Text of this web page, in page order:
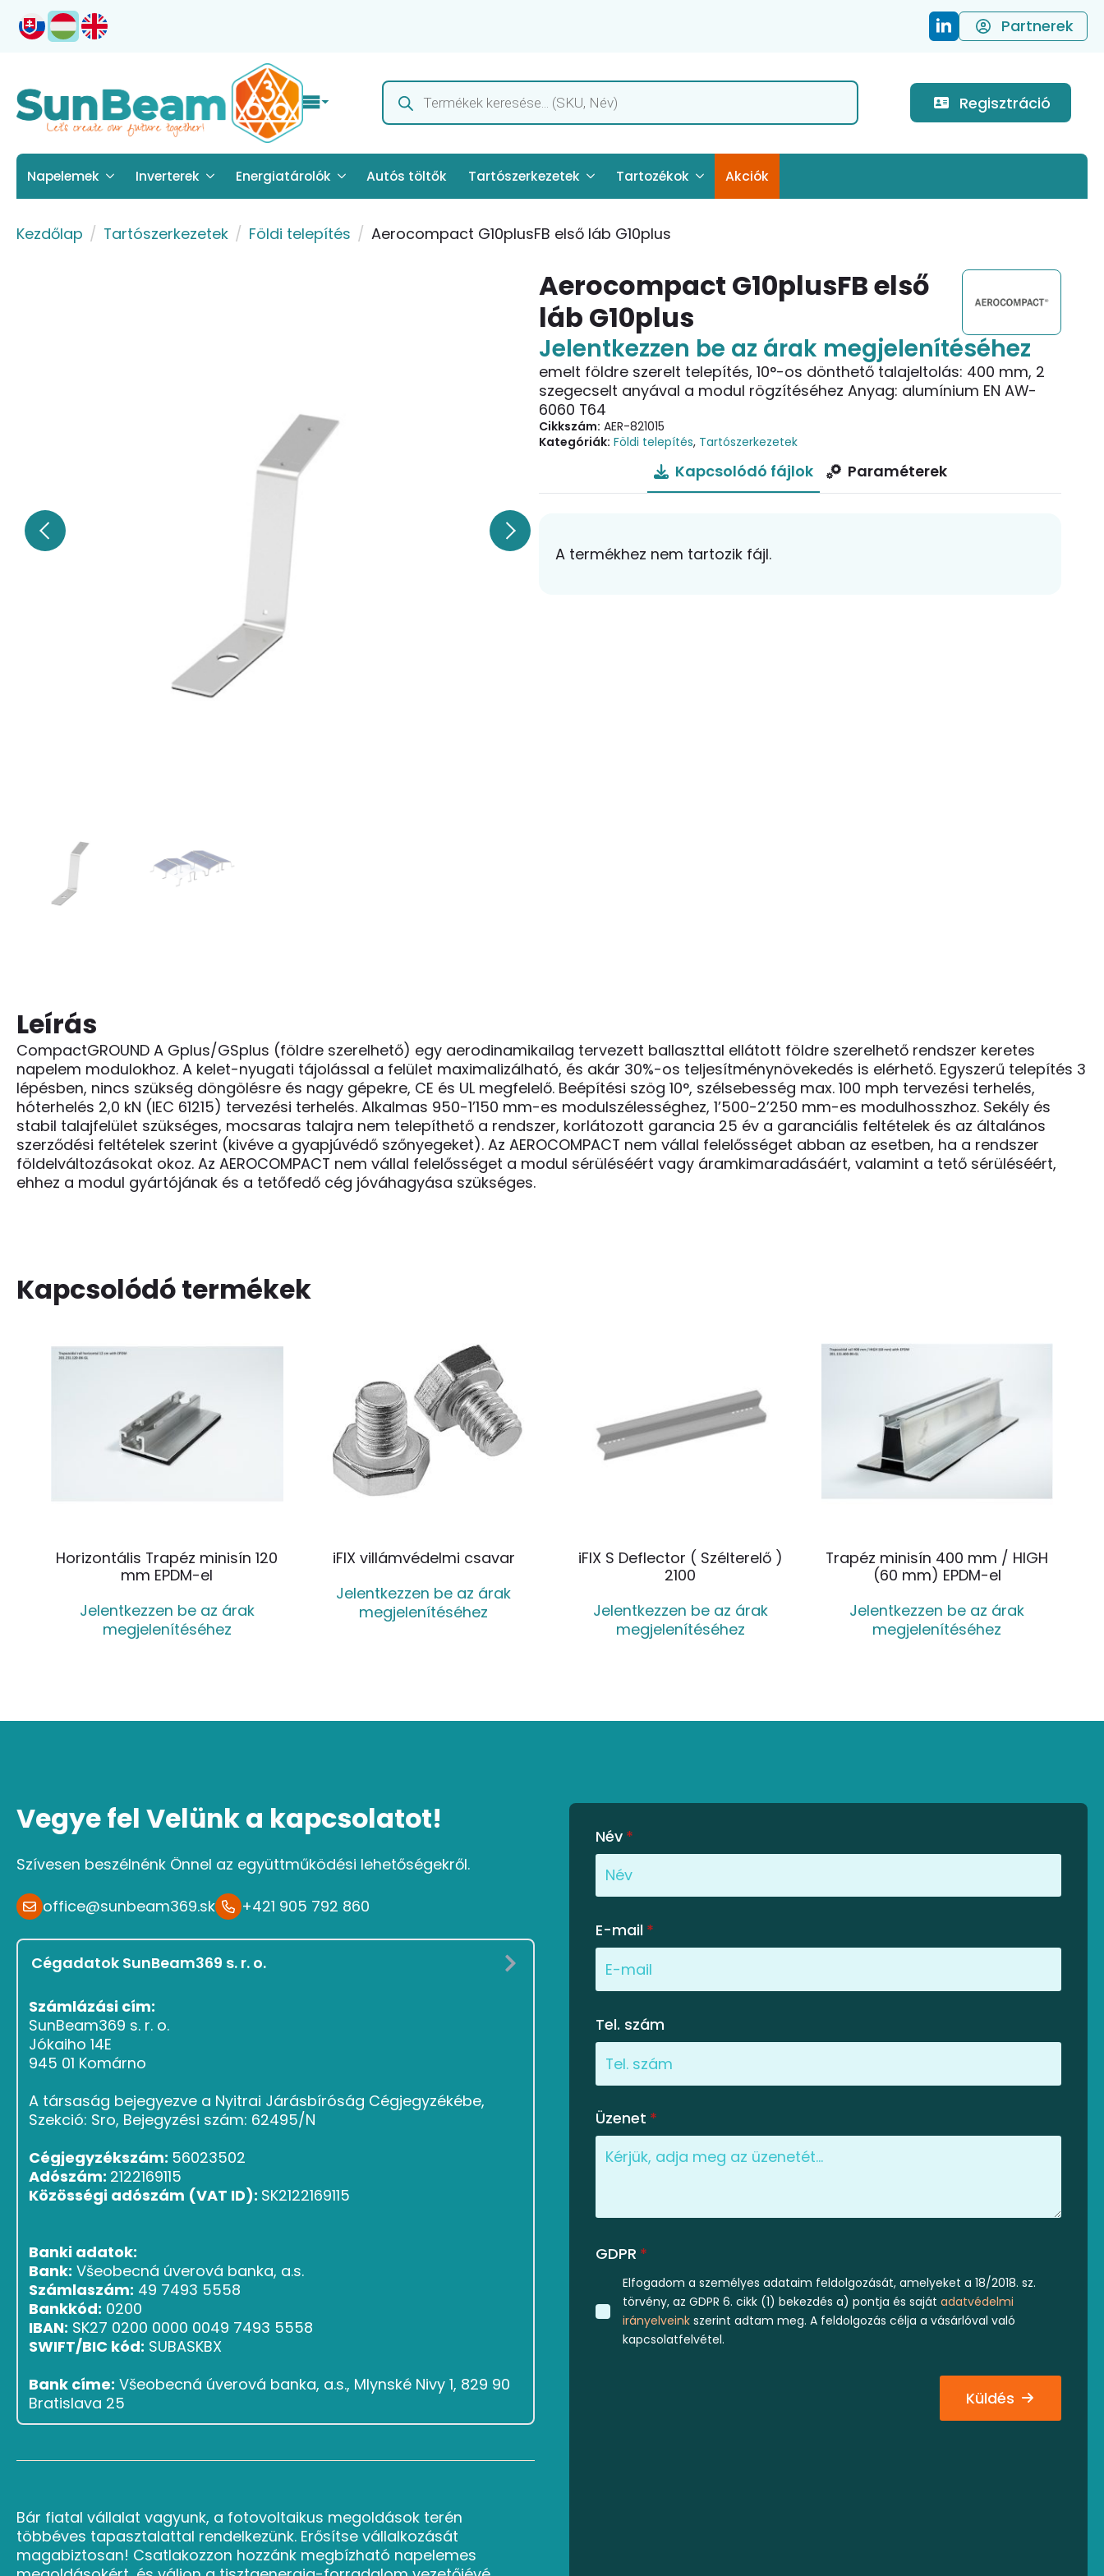
Partnerek
Products
search
Regisztráció
Napelemek Inverterek Energiatárolók Autós töltők Tartószerkezetek Tartozékok Akciók
Kezdőlap Tartószerkezetek Földi telepítés Aerocompact G10plusFB első láb G10plus
Aerocompact G10plusFB első
láb G10plus
Jelentkezzen be az árak megjelenítéséhez
emelt földre szerelt telepítés, 10°-os dönthető talajeltolás: 400 mm, 2
szegecselt anyával a modul rögzítéséhez Anyag: alumínium EN AW-
6060 T64
Cikkszám: AER-821015
Kategóriák: Földi telepítés, Tartószerkezetek
Kapcsolódó fájlok Paraméterek
A termékhez nem tartozik fájl.
Leírás
CompactGROUND A Gplus/GSplus (földre szerelhető) egy aerodinamikailag tervezett ballaszttal ellátott földre szerelhető rendszer keretes
napelem modulokhoz. A kelet-nyugati tájolással a felület maximalizálható, és akár 30%-os teljesítménynövekedés is elérhető. Egyszerű telepítés 3
lépésben, nincs szükség döngölésre és nagy gépekre, CE és UL megfelelő. Beépítési szög 10°, szélsebesség max. 100 mph tervezési terhelés,
hóterhelés 2,0 kN (IEC 61215) tervezési terhelés. Alkalmas 950-1’150 mm-es modulszélességhez, 1’500-2’250 mm-es modulhosszhoz. Sekély és
stabil talajfelület szükséges, mocsaras talajra nem telepíthető a rendszer, korlátozott garancia 25 év a garanciális feltételek és az általános
szerződési feltételek szerint (kivéve a gyapjúvédő szőnyegeket). Az AEROCOMPACT nem vállal felelősséget abban az esetben, ha a rendszer
földelváltozásokat okoz. Az AEROCOMPACT nem vállal felelősséget a modul sérüléséért vagy áramkimaradásáért, valamint a tető sérüléséért,
ehhez a modul gyártójának és a tetőfedő cég jóváhagyása szükséges.
Kapcsolódó termékek
Horizontális Trapéz minisín 120
mm EPDM-el
Jelentkezzen be az árak
megjelenítéséhez
iFIX villámvédelmi csavar
Jelentkezzen be az árak
megjelenítéséhez
iFIX S Deflector ( Szélterelő )
2100
Jelentkezzen be az árak
megjelenítéséhez
Trapéz minisín 400 mm / HIGH
(60 mm) EPDM-el
Jelentkezzen be az árak
megjelenítéséhez
Vegye fel Velünk a kapcsolatot!
Szívesen beszélnénk Önnel az együttműködési lehetőségekről.
office@sunbeam369.sk +421 905 792 860
Cégadatok SunBeam369 s. r. o.
Számlázási cím:
SunBeam369 s. r. o.
Jókaiho 14E
945 01 Komárno
A társaság bejegyezve a Nyitrai Járásbíróság Cégjegyzékébe,
Szekció: Sro, Bejegyzési szám: 62495/N
Cégjegyzékszám: 56023502
Adószám: 2122169115
Közösségi adószám (VAT ID): SK2122169115
Banki adatok:
Bank: Všeobecná úverová banka, a.s.
Számlaszám: 49 7493 5558
Bankkód: 0200
IBAN: SK27 0200 0000 0049 7493 5558
SWIFT/BIC kód: SUBASKBX
Bank címe: Všeobecná úverová banka, a.s., Mlynské Nivy 1, 829 90
Bratislava 25
Bár fiatal vállalat vagyunk, a fotovoltaikus megoldások terén
többéves tapasztalattal rendelkezünk. Erősítse vállalkozását
magabiztosan! Csatlakozzon hozzánk megbízható napelemes
Név *
E-mail *
Tel. szám
Üzenet *
GDPR *
Elfogadom a személyes adataim feldolgozását, amelyeket a 18/2018. sz.
törvény, az GDPR 6. cikk (1) bekezdés a) pontja és sajátadatvédelmi
irányelveink szerint adtam meg. A feldolgozás célja a vásárlóval való
kapcsolatfelvétel.
Küldés